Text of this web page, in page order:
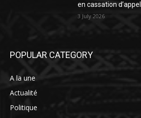
en cassation
3 July 2026
POPULAR CATEGORY
A la une
Actualité
Politique